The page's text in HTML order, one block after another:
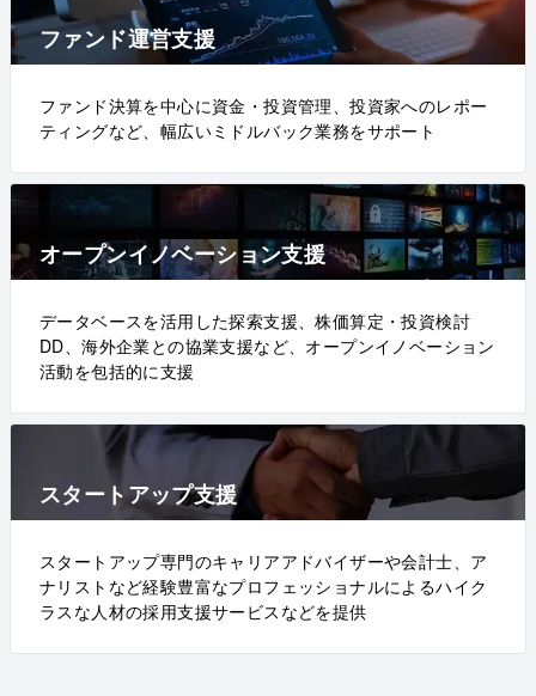
ファンド運営支援
ファンド決算を中心に資金・投資管理、投資家へのレポー
ティングなど、幅広いミドルバック業務をサポート
オープンイノベーション支援
データベースを活用した探索支援、株価算定・投資検討
DD、海外企業との協業支援など、オープンイノベーション
活動を包括的に支援
スタートアップ支援
スタートアップ専門のキャリアアドバイザーや会計士、ア
ナリストなど経験豊富なプロフェッショナルによるハイク
ラスな人材の採用支援サービスなどを提供